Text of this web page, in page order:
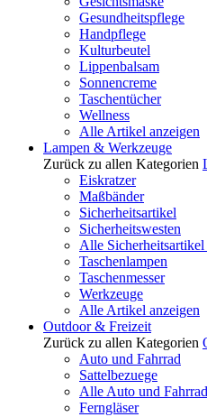
Gesundheitspflege
Handpflege
Kulturbeutel
Lippenbalsam
Sonnencreme
Taschentücher
Wellness
Alle Artikel anzeigen
Lampen & Werkzeuge
Zurück zu allen Kategorien
Eiskratzer
Maßbänder
Sicherheitsartikel
Sicherheitswesten
Alle Sicherheitsartikel
Taschenlampen
Taschenmesser
Werkzeuge
Alle Artikel anzeigen
Outdoor & Freizeit
Zurück zu allen Kategorien
Auto und Fahrrad
Sattelbezuege
Alle Auto und
Ferngläser